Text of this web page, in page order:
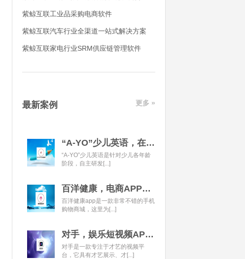
紫鲸互联工业品采购电商软件
紫鲸互联汽车行业全渠道一站式解决方案
紫鲸互联家电行业SRM供应链管理软件
最新案例 更多 »
“A-YO”少儿英语，在线语言学习平台开发经典案例
“A-YO”少儿英语是针对少儿各年龄
阶段，自主研发[...]
百洋健康，电商APP开发经典案例
百洋健康app是一款非常不错的手机
购物商城，这里为[...]
对手，娱乐短视频APP开发经典案例
对手是一款专注于才艺的视频平
台，它具有才艺展示、才[...]